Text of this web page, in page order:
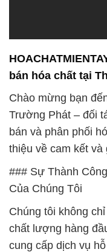
bán hóa chất tại
Chào mừng bạn
Trường Phát – đối
bán và phân phối
thiệu về cam kết và
### Sự Thành
Của Chúng Tôi
Chúng tôi không
chất lượng hàng
cung cấp dịch vụ